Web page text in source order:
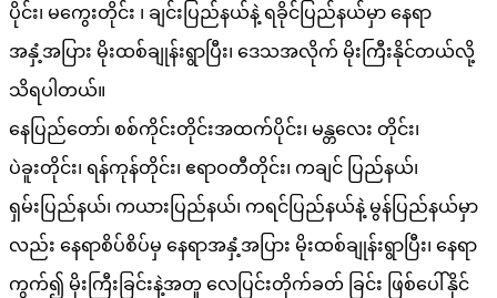
ပိုင်း၊ မကွေးတိုင်း ၊ ချင်းပြည်နယ်နဲ့ ရခိုင်ပြည်နယ်မှာ နေရာ
အနှံ့အပြား မိုးထစ်ချုန်းရွာပြီး၊ ဒေသအလိုက် မိုးကြီးနိုင်တယ်လို့
သိရပါတယ်။
နေပြည်တော်၊ စစ်ကိုင်းတိုင်းအထက်ပိုင်း၊ မန္တလေး တိုင်း၊
ပဲခူးတိုင်း၊ ရန်ကုန်တိုင်း၊ ဧရာဝတီတိုင်း၊ ကချင် ပြည်နယ်၊
ရှမ်းပြည်နယ်၊ ကယားပြည်နယ်၊ ကရင်ပြည်နယ်နဲ့ မွန်ပြည်နယ်မှာ
လည်း နေရာစိပ်စိပ်မှ နေရာအနှံ့အပြား မိုးထစ်ချုန်းရွာပြီး၊ နေရာ
ကွက်၍ မိုးကြီးခြင်းနဲ့အတူ လေပြင်းတိုက်ခတ် ခြင်း ဖြစ်ပေါ်နိုင်